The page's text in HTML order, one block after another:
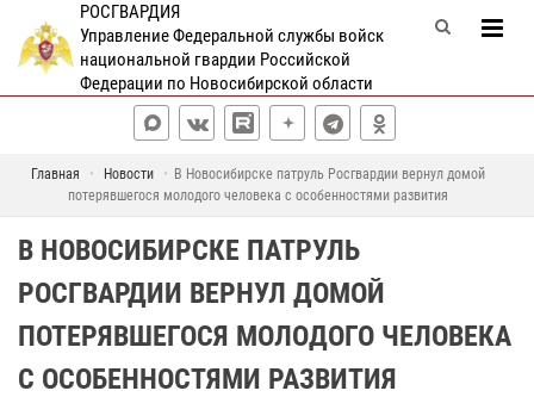
РОСГВАРДИЯ
Управление Федеральной службы войск
национальной гвардии Российской
Федерации по Новосибирской области
Главная Новости
В Новосибирске патруль Росгвардии вернул домой
потерявшегося молодого человека с особенностями развития
В НОВОСИБИРСКЕ ПАТРУЛЬ
РОСГВАРДИИ ВЕРНУЛ ДОМОЙ
ПОТЕРЯВШЕГОСЯ МОЛОДОГО ЧЕЛОВЕКА
С ОСОБЕННОСТЯМИ РАЗВИТИЯ